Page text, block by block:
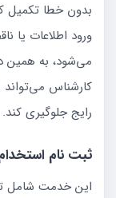
بدون خطا تکمیل
ورود اطلاعات یا
می‌شود، به همین
کارشناس
رایج جلوگیری کند.
ثبت نام
این خدمت شامل